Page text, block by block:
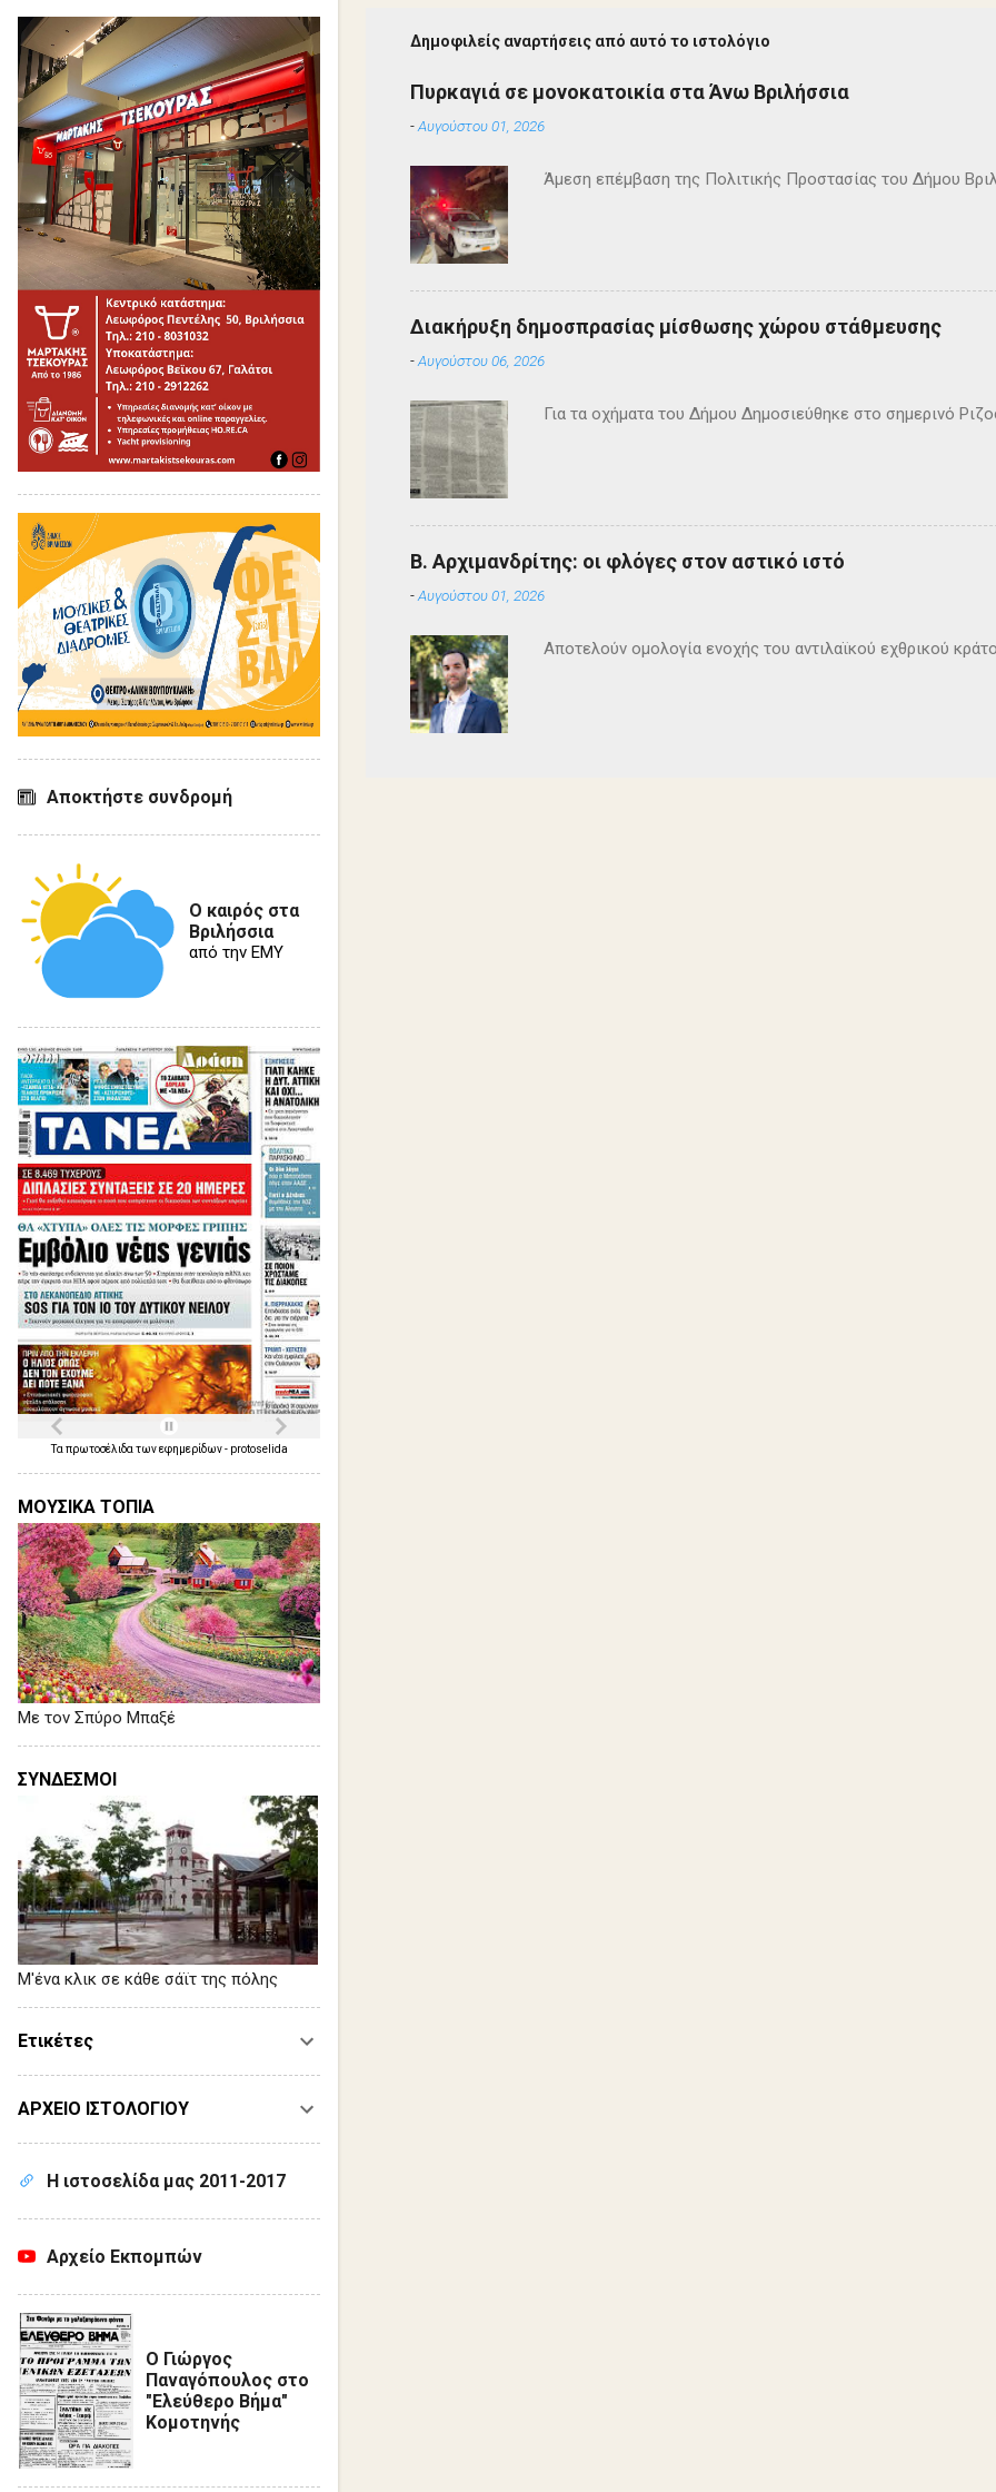
Δημοφιλείς αναρτήσεις από αυτό το ιστολόγιο
Πυρκαγιά σε μονοκατοικία στα Άνω Βριλήσσια
-Αυγούστου 01, 2026
Άμεση επέμβαση της Πολιτικής Προστασίας του Δήμου
Διακήρυξη δημοσπρασίας μίσθωσης χώρου στάθμευσης
-Αυγούστου 06, 2026
Για τα οχήματα του Δήμου Δημοσιεύθηκε στο σημερινό
Β. Αρχιμανδρίτης: οι φλόγες στον αστικό ιστό
-Αυγούστου 01, 2026
Αποτελούν ομολογία ενοχής του αντιλαϊκού εχθρικού
Αποκτήστε συνδρομή
Ο καιρός στα
Βριλήσσια
από την ΕΜΥ
Τα πρωτοσέλιδα τωνεφημερίδων- protoselida
ΜΟΥΣΙΚΑ ΤΟΠΙΑ
Με τον Σπύρο Μπαξέ
ΣΥΝΔΕΣΜΟΙ
Μ'ένα κλικ σε κάθε σάϊτ της πόλης
Ετικέτες
ΑΡΧΕΙΟ ΙΣΤΟΛΟΓΙΟΥ
Η ιστοσελίδα μας 2011-2017
Αρχείο Εκπομπών
Ο Γιώργος
Παναγόπουλος στο
"Ελεύθερο Βήμα"
Κομοτηνής